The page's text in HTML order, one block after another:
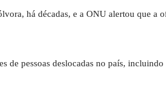
há décadas, e a ONU alertou que a
de pessoas deslocadas no país,